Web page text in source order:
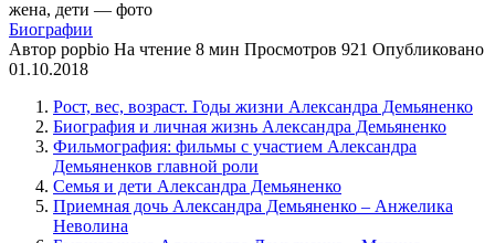
Биографии
Автор popbio На чтение 8 мин Просмотров 921 Опубликовано
01.10.2018
Рост, вес, возраст. Годы жизни Александра Демьяненко
Биография и личная жизнь Александра Демьяненко
Фильмография: фильмы с участием Александра
Демьяненков главной роли
Семья и дети Александра Демьяненко
Приемная дочь Александра Демьяненко – Анжелика
Неволина